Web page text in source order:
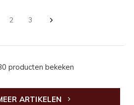
2 3
producten bekeken
ARTIKELEN